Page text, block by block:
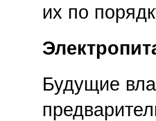
их по
Будущие